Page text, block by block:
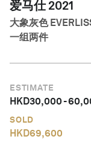
爱马仕 2021
大象灰色
一组两件
ESTIMATE
HKD30,000-
SOLD
HKD69,600